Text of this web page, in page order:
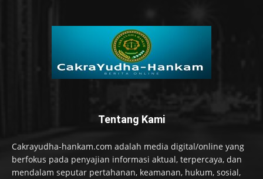
Tentang Kami
Cakrayudha-hankam.com adalah media digital/online yang
berfokus pada penyajian informasi aktual, terpercaya, dan
mendalam seputar pertahanan, keamanan, hukum, sosial,